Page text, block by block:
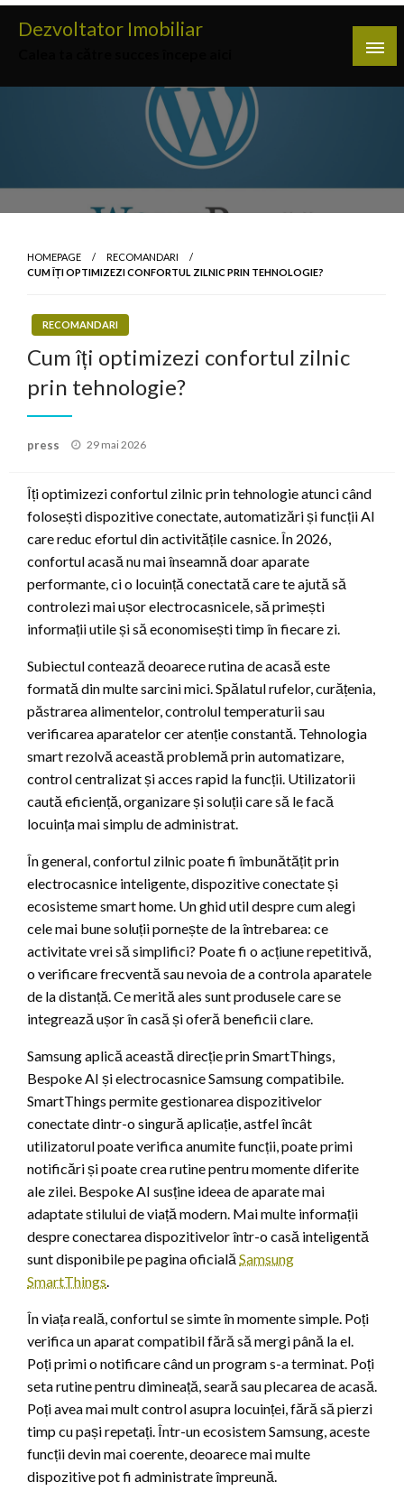
Skip
Dezvoltator Imobiliar
HOMEPAGE
RECOMANDARI
CUM ÎȚI OPTIMIZEZI CONFORTUL ZILNIC PRIN TEHNOLOGIE?
RECOMANDARI
Cum îți optimizezi confortul zilnic
prin tehnologie?
press
Posted
29 mai 2026
Îți optimizezi confortul zilnic prin tehnologie atunci când
folosești dispozitive conectate, automatizări și funcții AI
care reduc efortul din activitățile casnice. În 2026,
confortul acasă nu mai înseamnă doar aparate
performante, ci o locuință conectată care te ajută să
controlezi mai ușor electrocasnicele, să primești
informații utile și să economisești timp în fiecare zi.
Subiectul contează deoarece rutina de acasă este
formată din multe sarcini mici. Spălatul rufelor, curățenia,
păstrarea alimentelor, controlul temperaturii sau
verificarea aparatelor cer atenție constantă. Tehnologia
smart rezolvă această problemă prin automatizare,
control centralizat și acces rapid la funcții. Utilizatorii
caută eficiență, organizare și soluții care să le facă
locuința mai simplu de administrat.
În general, confortul zilnic poate fi îmbunătățit prin
electrocasnice inteligente, dispozitive conectate și
ecosisteme smart home. Un ghid util despre cum alegi
cele mai bune soluții pornește de la întrebarea: ce
activitate vrei să simplifici? Poate fi o acțiune repetitivă,
o verificare frecventă sau nevoia de a controla aparatele
de la distanță. Ce merită ales sunt produsele care se
integrează ușor în casă și oferă beneficii clare.
Samsung aplică această direcție prin SmartThings,
Bespoke AI și electrocasnice Samsung compatibile.
SmartThings permite gestionarea dispozitivelor
conectate dintr-o singură aplicație, astfel încât
utilizatorul poate verifica anumite funcții, poate primi
notificări și poate crea rutine pentru momente diferite
ale zilei. Bespoke AI susține ideea de aparate mai
adaptate stilului de viață modern. Mai multe informații
despre conectarea dispozitivelor într-o casă inteligentă
sunt disponibile pe pagina oficială Samsung
SmartThings.
În viața reală, confortul se simte în momente simple. Poți
verifica un aparat compatibil fără să mergi până la el.
Poți primi o notificare când un program s-a terminat. Poți
seta rutine pentru dimineață, seară sau plecarea de acasă.
Poți avea mai mult control asupra locuinței, fără să pierzi
timp cu pași repetați. Într-un ecosistem Samsung, aceste
funcții devin mai coerente, deoarece mai multe
dispozitive pot fi administrate împreună.